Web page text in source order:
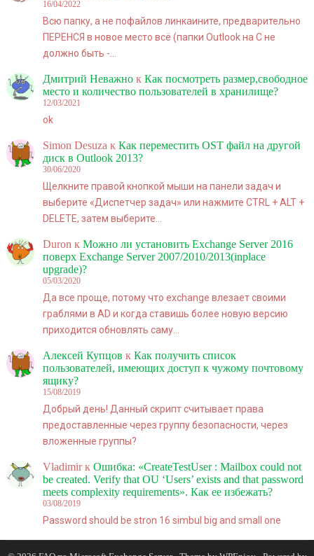
16/04/2022
Всю папку, а не пофайлов линкаините, предварительно
ПЕРЕНСЯ в новое место всё (папки Outlook на C не
должно быть -…
Дмитрий Неважнок Как посмотреть размер,свободное
место и количество пользователей в хранилище?
12/03/2021
ok
Simon Desuza к Как переместить OST файл на другой
диск в Outlook 2013?
30/06/2020
Щелкните правой кнопкой мыши на панели задач и
выберите «Диспетчер задач» или нажмите CTRL + ALT +
DELETE, затем выберите…
Duron к Можно ли установить Exchange Server 2016
поверх Exchange Server 2007/2010/2013(inplace
upgrade)?
05/03/2020
Да все проще, потому что exchange влезает своими
граблями в AD и когда ставишь более новую версию
приходится обновлять саму…
Алексей Купцов к Как получить список
пользователей, имеющих доступ к чужому почтовому
ящику?
15/08/2019
Добрый день! Данный скрипт считывает права
предоставленные через группу безопасности, через
вложенные группы?
Vladimirк Ошибка: «CreateTestUser : Mailbox could not
be created. Verify that OU ‘Users’ exists and that password
meets complexity requirements». Как ее избежать?
03/08/2019
Password should be stron 16 simbul big and small one